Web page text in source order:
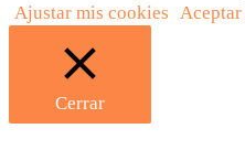
Ajustar mis cookies
Aceptar
Cerrar